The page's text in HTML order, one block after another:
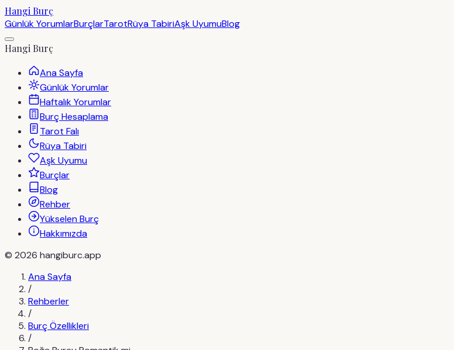
Hangi Burç
Günlük YorumlarBurçlarTarotRüya TabiriAşk UyumuBlog
Hangi Burç
Ana Sayfa
Günlük Yorumlar
Haftalık Yorumlar
Burç Hesaplama
Tarot Falı
Rüya Tabiri
Aşk Uyumu
Burçlar
Blog
Rehber
Yükselen Burç
Hakkımızda
© 2026 hangiburc.app
Ana Sayfa
/
Rehberler
/
Burç Özellikleri
/